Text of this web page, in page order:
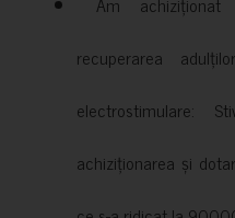
recuperarea
electrostimulare:
achiziționarea și